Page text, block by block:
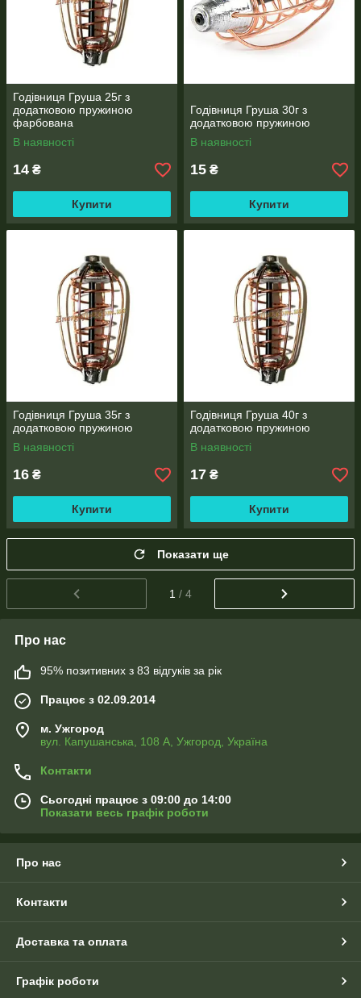
Годівниця Груша 25г з
додатковою пружиною
фарбована
В наявності
14 ₴
Купити
Годівниця Груша 30г з
додатковою пружиною
В наявності
15 ₴
Купити
Годівниця Груша 35г з
додатковою пружиною
В наявності
16 ₴
Купити
Годівниця Груша 40г з
додатковою пружиною
В наявності
17 ₴
Купити
Показати ще
1 / 4
Про нас
95% позитивних з 83 відгуків за рік
Працює з 02.09.2014
м. Ужгород
вул. Капушанська, 108 А, Ужгород, Україна
Контакти
Сьогодні працює з 09:00 до 14:00
Показати весь графік роботи
Про нас
Контакти
Доставка та оплата
Графік роботи